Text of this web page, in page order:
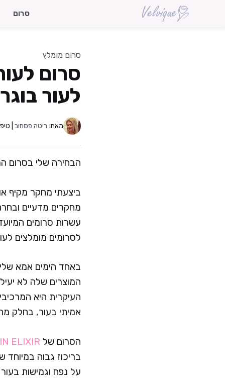
סרום
סרום מומלץ
לעור בוגר לשנת
מאת: ריטה פסחוב |
הבחירה שלי בסרום
ביצעתי מחקר מקיף
מחקרים מדעיים
עשרות סרומים
לסרומים מומלצים לעור
באחד הימים אמא
המוצרים שלה לא
העיקרית היא
אמיתי בעור, בחלק
הסרום של ELIXIR
על נפח וגמישות